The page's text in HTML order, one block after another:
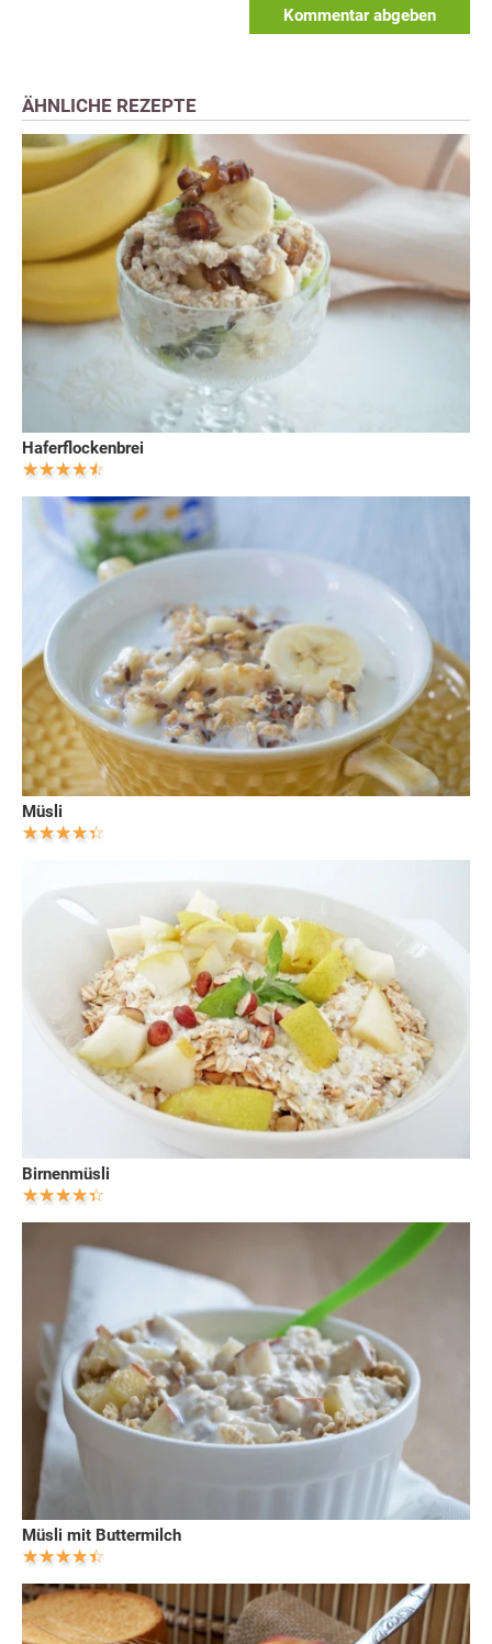
Kommentar abgeben
ÄHNLICHE REZEPTE
Haferflockenbrei
Müsli
Birnenmüsli
Müsli mit Buttermilch